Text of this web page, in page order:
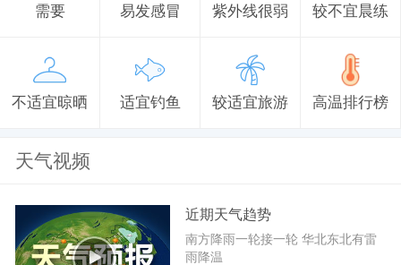
需要 易发感冒 紫外线很弱 较不宜晨练
不适宜晾晒 适宜钓鱼 较适宜旅游 高温排行榜
天气视频
近期天气趋势
南方降雨一轮接一轮 华北东北有雷
雨降温